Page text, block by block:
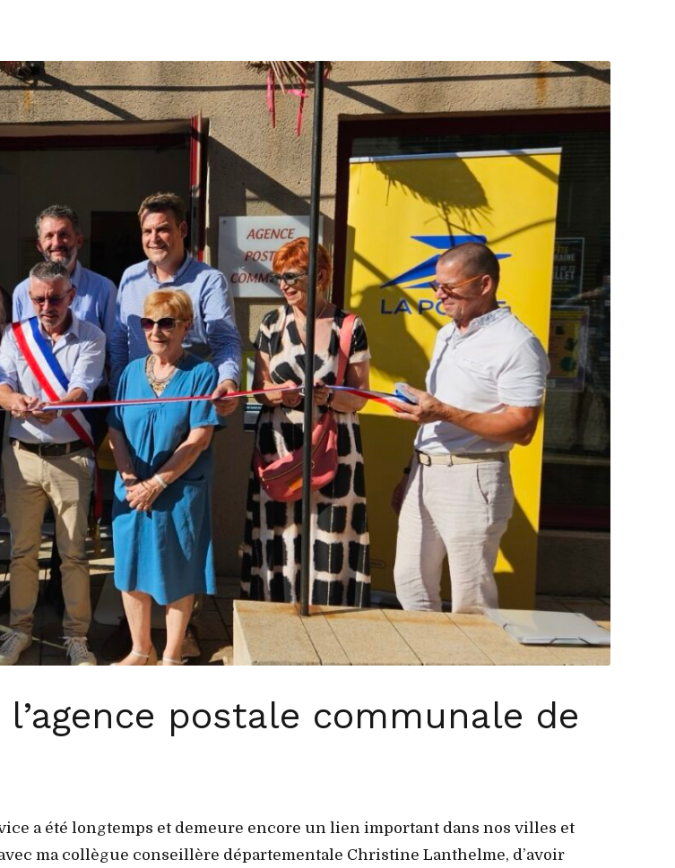
postale communale de
a été longtemps et demeure encore un lien important dans nos villes et
ma collègue conseillère départementale Christine Lanthelme, d’avoir